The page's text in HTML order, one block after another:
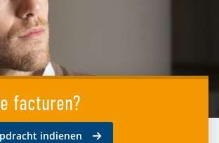
facturen?
indienen